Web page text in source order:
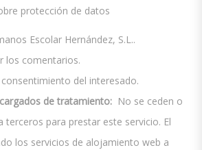
protección de datos
Escolar Hernández, S.L..
los comentarios.
del interesado.
de tratamiento: No se ceden o
terceros para prestar este servicio. El
los servicios de alojamiento web a